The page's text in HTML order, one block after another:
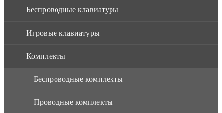
Беспроводные клавиатуры
Игровые клавиатуры
Комплекты
Беспроводные комплекты
Проводные комплекты